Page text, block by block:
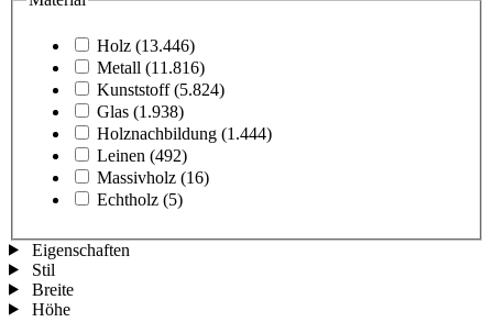
Holz (13.446)
Metall (11.816)
Kunststoff (5.824)
Glas (1.938)
Holznachbildung (1.444)
Leinen (492)
Massivholz (16)
Echtholz (5)
Eigenschaften
Stil
Breite
Höhe